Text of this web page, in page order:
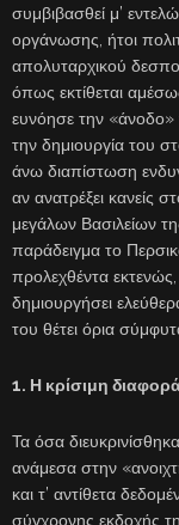
συμβιβασθεί μ’
οργάνωσης, ήτοι
απολυταρχικού
όπως εκτίθεται
ευνόησε την
την δημιουργία του
άνω διαπίστωση
αν ανατρέξει κανείς
μεγάλων Βασιλείων
παράδειγμα το
προλεχθέντα εκτενώς,
δημιουργήσει
του θέτει όρια
1. Η κρίσιμη
Τα όσα
ανάμεσα στην
και τ’ αντίθετα
σύγχρονης εκδοχής